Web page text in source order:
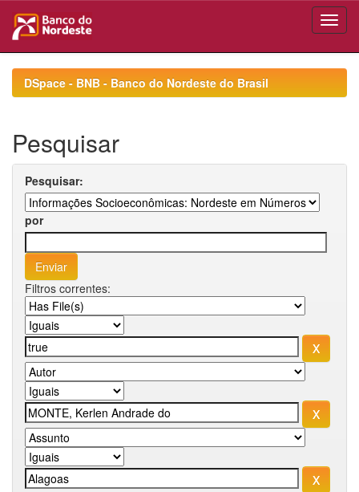
navigationDSpace - BNB - Banco do Nordeste do Brasil
Pesquisar
Pesquisar:
por
Filtros correntes: